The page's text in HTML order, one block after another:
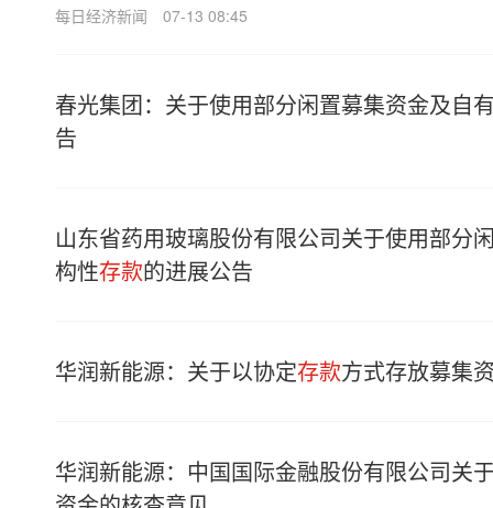
每日经济新闻 07-13 08:45
春光集团：关于使用部分闲置募集资金及自
告
山东省药用玻璃股份有限公司关于使用部分
构性存款的进展公告
华润新能源：关于以协定存款方式存放募集
华润新能源：中国国际金融股份有限公司关